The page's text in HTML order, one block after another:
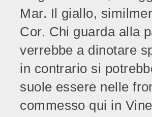
Mar. Il giallo,
Cor. Chi guarda alla
verrebbe a dinotare
in contrario si
suole essere nelle
commesso qui in